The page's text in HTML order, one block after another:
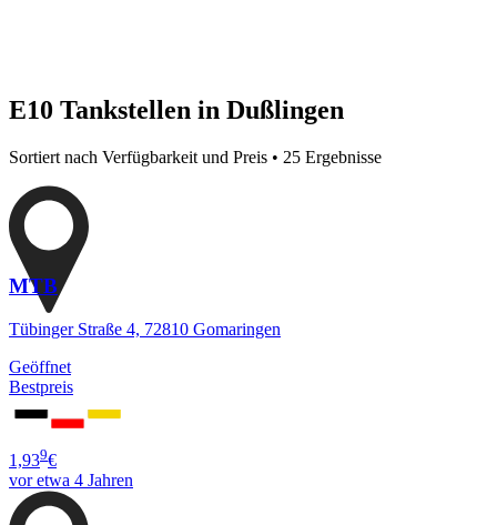
E10 Tankstellen in Dußlingen
Sortiert nach Verfügbarkeit und Preis • 25 Ergebnisse
MTB
Tübinger Straße 4, 72810 Gomaringen
Geöffnet
Bestpreis
1,939€
vor etwa 4 Jahren